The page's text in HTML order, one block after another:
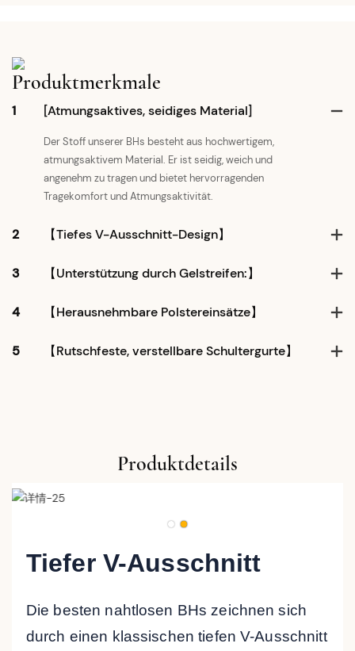
Produktmerkmale
1 [Atmungsaktives, seidiges Material]
Der Stoff unserer BHs besteht aus hochwertigem,
atmungsaktivem Material. Er ist seidig, weich und
angenehm zu tragen und bietet hervorragenden
Tragekomfort und Atmungsaktivität.
2 【Tiefes V-Ausschnitt-Design】
3 【Unterstützung durch Gelstreifen:】
4 【Herausnehmbare Polstereinsätze】
5 【Rutschfeste, verstellbare Schultergurte】
Produktdetails
Tiefer V-Ausschnitt
Die besten nahtlosen BHs zeichnen sich
durch einen klassischen tiefen V-Ausschnitt